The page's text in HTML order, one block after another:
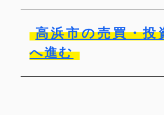
高浜市の売買・投
へ進む